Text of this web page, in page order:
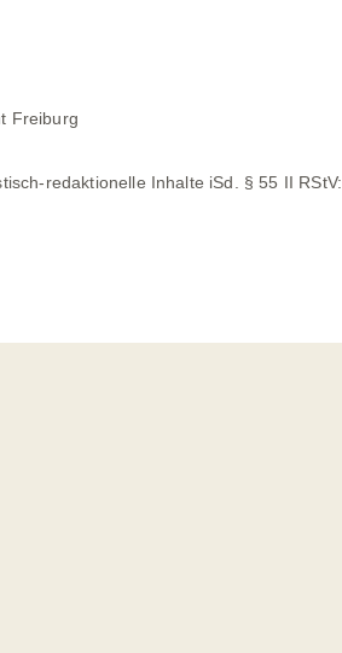
Freiburg
redaktionelle Inhalte iSd. § 55 II RStV: